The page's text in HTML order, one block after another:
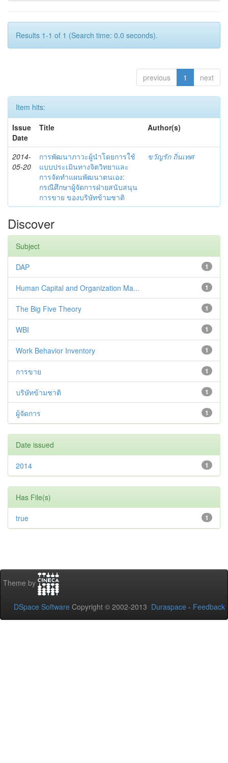
Results 1-1 of 1 (Search time: 0.0 seconds).
previous 1 next
Item hits:
Issue
Date
Title Author(s)
2014-
05-20
การพัฒนาภาวะผู้นำโดยการใช้
แบบประเมินทางจิตวิทยาและ
การจัดทำแผนพัฒนาตนเอง:
กรณีศึกษาผู้จัดการฝ่ายสนับสนุน
การขาย ของบริษัทข้ามชาติ
ขวัญรัก ถิ่นเทศ
Discover
Subject
1
DAP
1
Human Capital and Organization Ma...
1
The Big Five Theory
1
WBI
1
Work Behavior Inventory
1
การขาย
1
บริษัทข้ามชาติ
1
ผู้จัดการ
Date issued
1
2014
Has File(s)
1
true
Theme by
DSpace Software Copyright © 2002-2013 Duraspace - Feedback